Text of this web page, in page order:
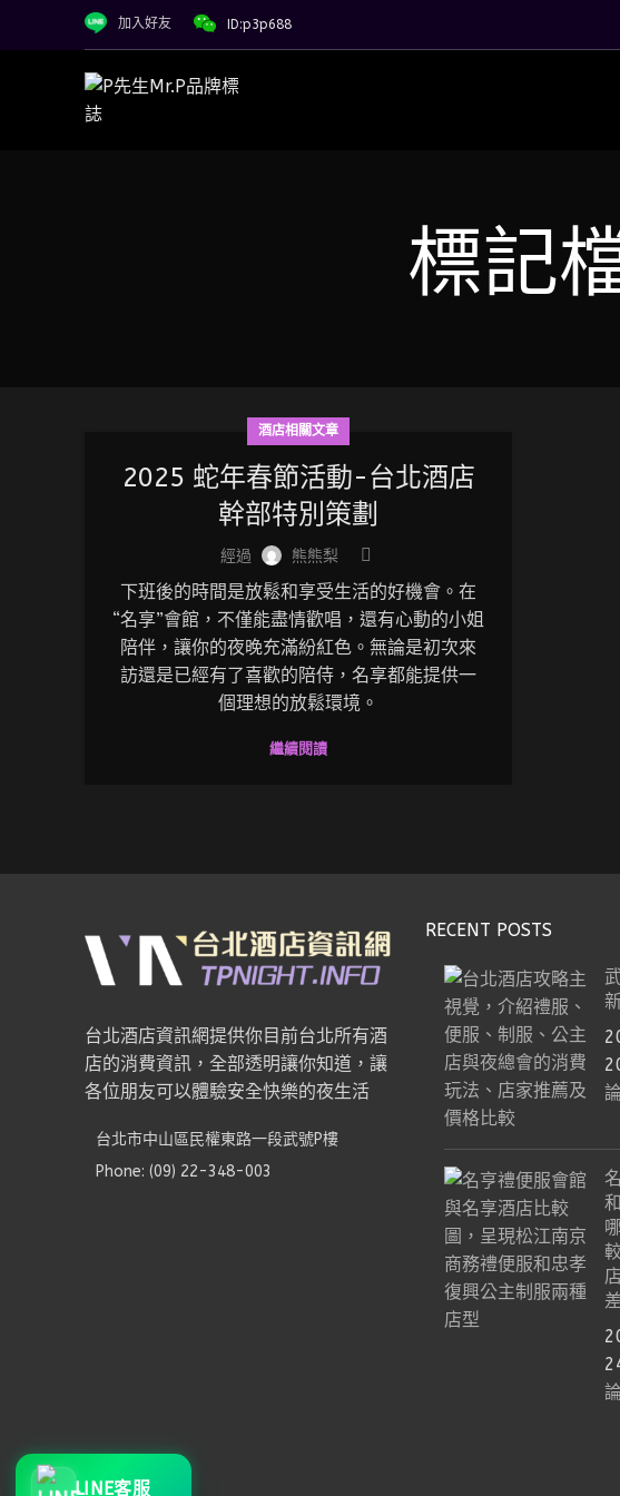
加入好友 ID:p3p688
標記
酒店相關文章
2025 蛇年春節活動-台北酒店
幹部特別策劃
經過 熊熊梨
下班後的時間是放鬆和享受生活的好機會。在
“名享”會館，不僅能盡情歡唱，還有心動的小姐
陪伴，讓你的夜晚充滿紛紅色。無論是初次來
訪還是已經有了喜歡的陪侍，名享都能提供一
個理想的放鬆環境。
繼續閱讀
台北酒店資訊網提供你目前台北所有酒
店的消費資訊，全部透明讓你知道，讓
各位朋友可以體驗安全快樂的夜生活
台北市中山區民權東路一段武號P樓
Phone: (09) 22-348-003
RECENT POSTS
LINE客服